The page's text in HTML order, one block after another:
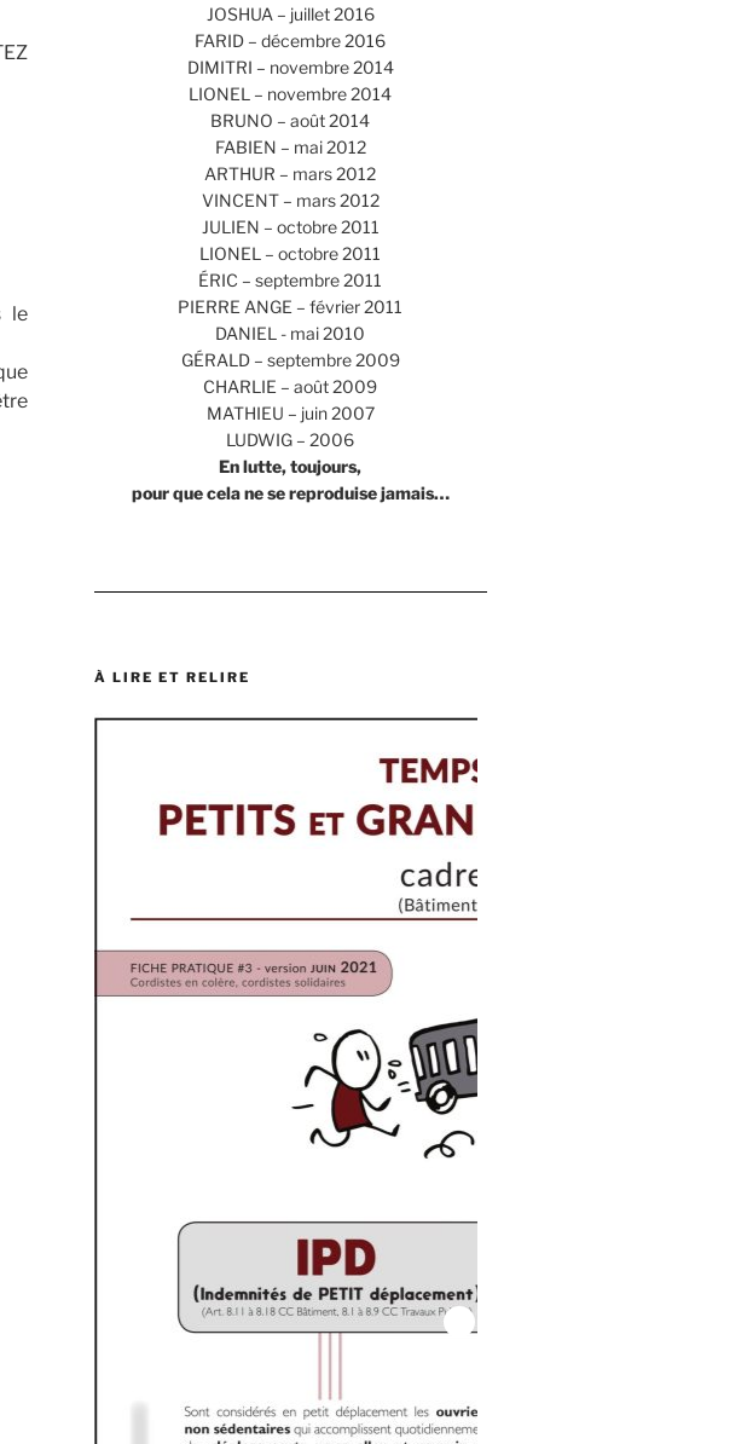
le
JOSHUA – juillet 2016
FARID – décembre 2016
DIMITRI – novembre 2014
LIONEL – novembre 2014
BRUNO – août 2014
FABIEN – mai 2012
ARTHUR – mars 2012
VINCENT – mars 2012
JULIEN – octobre 2011
LIONEL – octobre 2011
ÉRIC – septembre 2011
PIERRE ANGE – février 2011
DANIEL - mai 2010
GÉRALD – septembre 2009
CHARLIE – août 2009
MATHIEU – juin 2007
LUDWIG – 2006
En lutte, toujours,
pour que cela ne se reproduise jamais…
À LIRE ET RELIRE